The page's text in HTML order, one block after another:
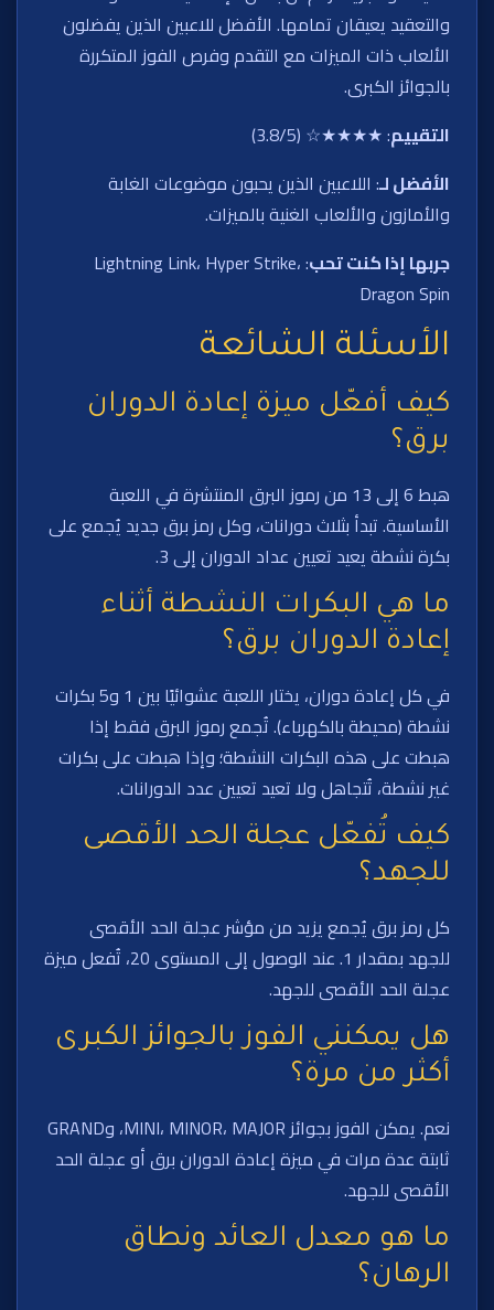
والتعقيد يعيقان تمامها. الأفضل للاعبين الذين يفضلون
الألعاب ذات الميزات مع التقدم وفرص الفوز المتكررة
بالجوائز الكبرى.
التقييم: ★★★★☆ (3.8/5)
الأفضل لـ: اللاعبين الذين يحبون موضوعات الغابة
والأمازون والألعاب الغنية بالميزات.
جربها إذا كنت تحب : Lightning Link، Hyper Strike،
Dragon Spin
الأسئلة الشائعة
كيف أفعّل ميزة إعادة الدوران
برق؟
هبط 6 إلى 13 من رموز البرق المنتشرة في اللعبة
الأساسية. تبدأ بثلاث دورانات، وكل رمز برق جديد يُجمع على
بكرة نشطة يعيد تعيين عداد الدوران إلى 3.
ما هي البكرات النشطة أثناء
إعادة الدوران برق؟
في كل إعادة دوران، يختار اللعبة عشوائيًا بين 1 و5 بكرات
نشطة (محيطة بالكهرباء). تُجمع رموز البرق فقط إذا
هبطت على هذه البكرات النشطة؛ وإذا هبطت على بكرات
غير نشطة، تُتجاهل ولا تعيد تعيين عدد الدورانات.
كيف تُفعّل عجلة الحد الأقصى
للجهد؟
كل رمز برق يُجمع يزيد من مؤشر عجلة الحد الأقصى
للجهد بمقدار 1. عند الوصول إلى المستوى 20، تُفعل ميزة
عجلة الحد الأقصى للجهد.
هل يمكنني الفوز بالجوائز الكبرى
أكثر من مرة؟
نعم. يمكن الفوز بجوائز MINI، MINOR، MAJOR، وGRAND
ثابتة عدة مرات في ميزة إعادة الدوران برق أو عجلة الحد
الأقصى للجهد.
ما هو معدل العائد ونطاق
الرهان؟